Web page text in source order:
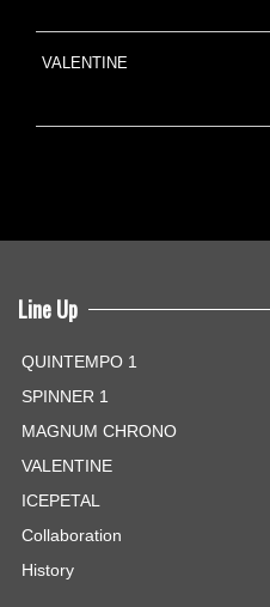
VALENTINE
Line Up
QUINTEMPO 1
SPINNER 1
MAGNUM CHRONO
VALENTINE
ICEPETAL
Collaboration
History